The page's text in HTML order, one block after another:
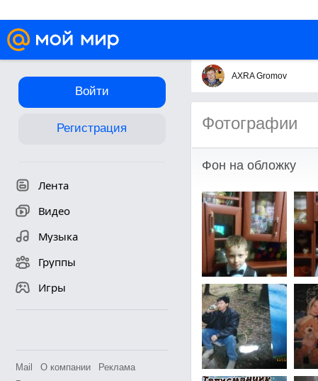
Войти
Регистрация
Лента
Видео
Музыка
Группы
Игры
Mail О компании
Реклама
AXRA Gromov
Фотографии
Фон на обложку